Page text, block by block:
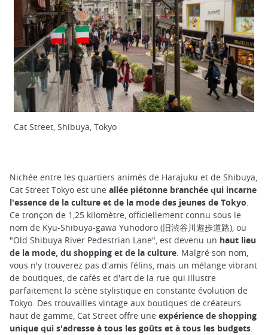
Cat Street, Shibuya, Tokyo
Nichée entre les quartiers animés de Harajuku et de Shibuya,
Cat Street Tokyo est une allée piétonne branchée qui incarne
l'essence de la culture et de la mode des jeunes de Tokyo.
Ce tronçon de 1,25 kilomètre, officiellement connu sous le
nom de Kyu-Shibuya-gawa Yuhodoro (旧渋谷川遊歩道路), ou
"Old Shibuya River Pedestrian Lane", est devenu un haut lieu
de la mode, du shopping et de la culture. Malgré son nom,
vous n'y trouverez pas d'amis félins, mais un mélange vibrant
de boutiques, de cafés et d'art de la rue qui illustre
parfaitement la scène stylistique en constante évolution de
Tokyo. Des trouvailles vintage aux boutiques de créateurs
haut de gamme, Cat Street offre une expérience de shopping
unique qui s'adresse à tous les goûts et à tous les budgets.